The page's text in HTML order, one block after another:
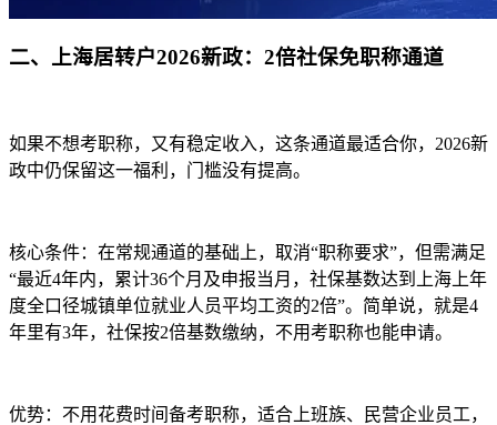
二、上海居转户2026新政：2倍社保免职称通道
如果不想考职称，又有稳定收入，这条通道最适合你，2026新
政中仍保留这一福利，门槛没有提高。
核心条件：在常规通道的基础上，取消“职称要求”，但需满足
“最近4年内，累计36个月及申报当月，社保基数达到上海上年
度全口径城镇单位就业人员平均工资的2倍”。简单说，就是4
年里有3年，社保按2倍基数缴纳，不用考职称也能申请。
优势：不用花费时间备考职称，适合上班族、民营企业员工，